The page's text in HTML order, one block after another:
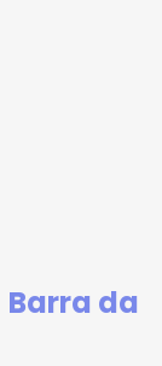
Barra da